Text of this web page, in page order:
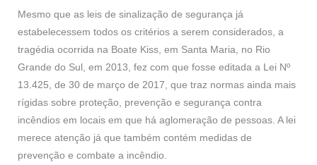
Mesmo que as leis de sinalização de segurança já
estabelecessem todos os critérios a serem considerados, a
tragédia ocorrida na Boate Kiss, em Santa Maria, no Rio
Grande do Sul, em 2013, fez com que fosse editada a Lei Nº
13.425, de 30 de março de 2017, que traz normas ainda mais
rígidas sobre proteção, prevenção e segurança contra
incêndios em locais em que há aglomeração de pessoas. A lei
merece atenção já que também contém medidas de
prevenção e combate a incêndio.